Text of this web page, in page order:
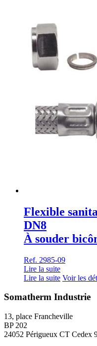
Flexible
DN8
À souder
Ref. 2985-09
Lire la suite
Lire la suite Voir les
Somatherm Industrie
13, place Francheville
BP 202
24052 Périgueux CT Cedex